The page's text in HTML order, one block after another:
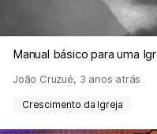
Manual básico para uma
João Cruzué, 3 anos atrás
Crescimento da Igreja